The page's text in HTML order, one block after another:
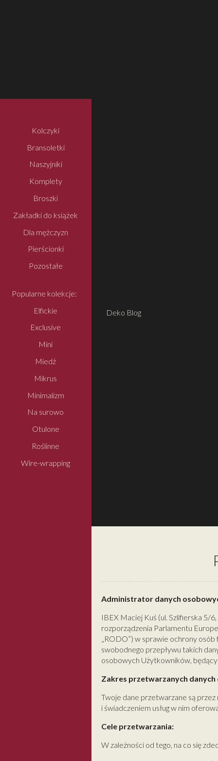
Deko Blog
Kolczyki
Bransoletki
Naszyjniki
Komplety
Broszki
Zakładki do książek
Dla mężczyzn
Pierścionki
Pozostałe
Popularne kolekcje:
Elfickie
Exclusive
Mini
Miedź
Mikrus
Minimalizm
Na surowo
Otulone
Roślinne
Wire-wrapping
Administrator danych
IBEX Maciej Kuś (ul. Szlifierska 5/
rozporządzenia Parlamentu
„RODO”) w sprawie ochrony
swobodnego przepływu takich
osobowych Użytkowników,
Zakres przetwarzanych
Twoje dane przetwarzane są przez
i świadczeniem usług w nim
Cele przetwarzania:
W zależności od tego, na co się